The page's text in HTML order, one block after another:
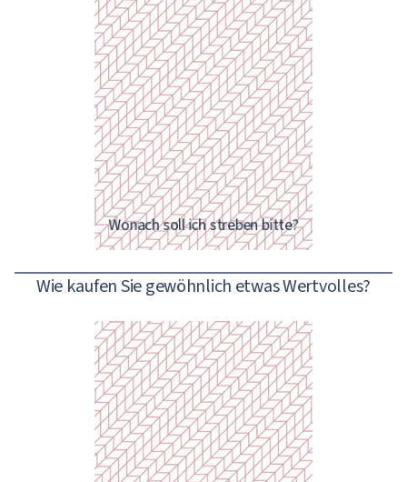
Eigentlich müssten Sie einen Kurs
für Finanzkompetenz führen!
Wonach soll ich streben bitte?
Diversifizierung der Einnahmen
bedeutet, mehr Möglichkeiten für
Gewinnerzielung zu haben. Sie
können neben Ihrem Hauptberuf
noch nebenbei arbeiten oder im
Wie kaufen Sie gewöhnlich etwas Wertvolles?